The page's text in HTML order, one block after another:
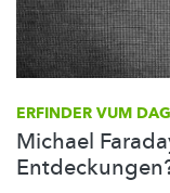
ERFINDER VUM DAG
Michael